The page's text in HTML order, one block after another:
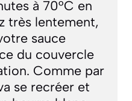
à 70°C en
très lentement,
sauce
du couvercle
Comme par
se recréer et